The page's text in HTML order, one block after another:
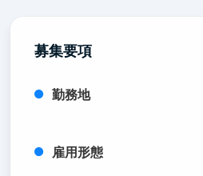
募集要項
勤務地
雇用形態